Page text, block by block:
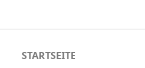
STARTSEITE